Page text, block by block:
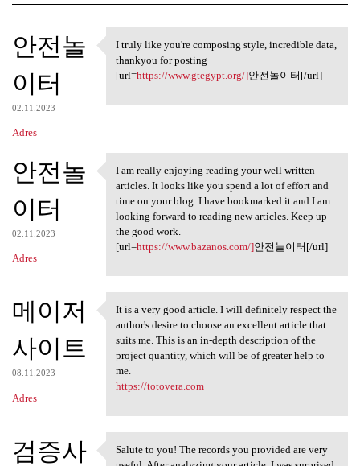
K
o
m
e
n
a
r
z
e
안전놀
이터
02.11.2023
Adres
I truly like you're composing
I truly like you're composing style, incredible data,
thankyou for posting
[url=https://www.gtegypt.org/]안전놀이터[/url]
안전놀
이터
02.11.2023
Adres
I am really enjoying reading
I am really enjoying reading your well written
articles. It looks like you spend a lot of effort and
time on your blog. I have bookmarked it and I am
looking forward to reading new articles. Keep up
the good work.
[url=https://www.bazanos.com/]안전놀이터[/url]
메이저
사이트
08.11.2023
Adres
It is a very good article. I
It is a very good article. I will definitely respect the
author's desire to choose an excellent article that
suits me. This is an in-depth description of the
project quantity, which will be of greater help to
me.
https://totovera.com
검증사
Salute to you! The records
Salute to you! The records you provided are very